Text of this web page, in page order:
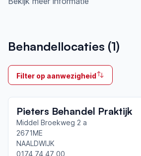
2009
Ik behandel
Op locatie & Thuis
netwerk
Delft
Afgeronde ParkinsonNet-scholingen
Behandellocaties (1)
Filter op aanwezigheid
Pieters Behandel Praktijk
Middel Broekweg 2 a
2671ME
NAALDWIJK
0174 74 47 00